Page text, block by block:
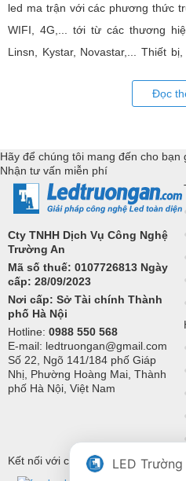
led ma trận với các phương thức
WIFI, 4G,... tới từ các thương
Linsn, Kystar, Novastar,... Thiết
hình nháy nhạc phòng karaoke,
Đọc
Hãy để chúng tôi mang đến cho bạn
Nhận tư vấn miễn phí
Cty TNHH Dịch Vụ Công Nghệ
Trường An
Mã số thuế: 0107726813 Ngày
cấp: 28/09/2023
Nơi cấp: Sở Tài chính Thành
phố Hà Nội
Hotline: 0988 550 568
E-mail: ledtruongan@gmail.com
Số 22, Ngõ 141/184 phố Giáp
Nhị, Phường Hoàng Mai, Thành
phố Hà Nội, Việt Nam
Kết nối với chúng tôi LED Trường